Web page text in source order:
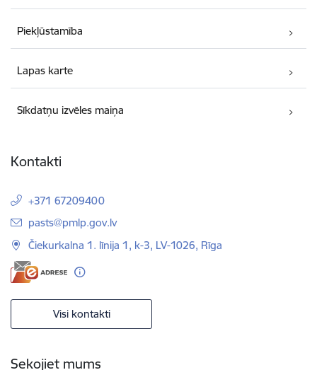
Piekļūstamība
Lapas karte
Sīkdatņu izvēles maiņa
Kontakti
+371 67209400
E-pasts:
pasts@pmlp.gov.lv
Čiekurkalna 1. līnija 1, k-3, LV-1026, Rīga
Visi kontakti
Sekojiet mums